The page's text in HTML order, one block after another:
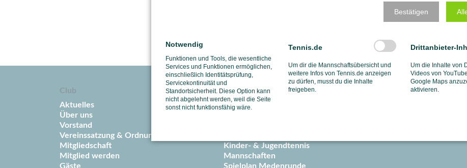
1. Robert Murton und Christel Cloos-Seelinger
2. Bohlender Frank und Dorette Rabus
Club
Aktuelles
Über uns
Vorstand
Vereinssatzung & Ordnungen
Mitgliedschaft
Mitglied werden
Gäste
Sport
Tennistraining
Kinder- & Jugendtennis
Mannschaften
Spielplan Medenrunde
Events
Bestätigen
Notwendig
Funktionen und Tools, die wesentliche
Services und Funktionen ermöglichen,
einschließlich Identitätsprüfung,
Servicekontinuität und
Standortsicherheit. Diese Option kann
nicht abgelehnt werden, weil die Seite
sonst nicht funktionsfähig wäre.
Tennis.de
Um dir die Mannschaftsübersicht und
weitere Infos von Tennis.de anzeigen
zu dürfen, musst du die Inhalte
freigeben.
Drittanbieter-
Um die Inhalte von
Videos von
Google Maps
aktivieren.